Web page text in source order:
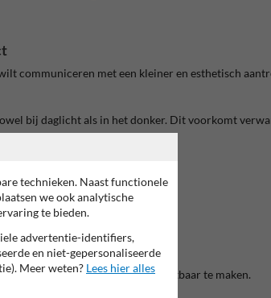
communiceren met een kleiner en esthetisch
bij daglicht als in het donker. Dit voorkomt
snel en effectief zichtbaar te maken.
technieken. Naast functionele
we ook analytische
te bieden.
advertentie-identifiers,
en niet-gepersonaliseerde
Meer weten? Lees hier alles